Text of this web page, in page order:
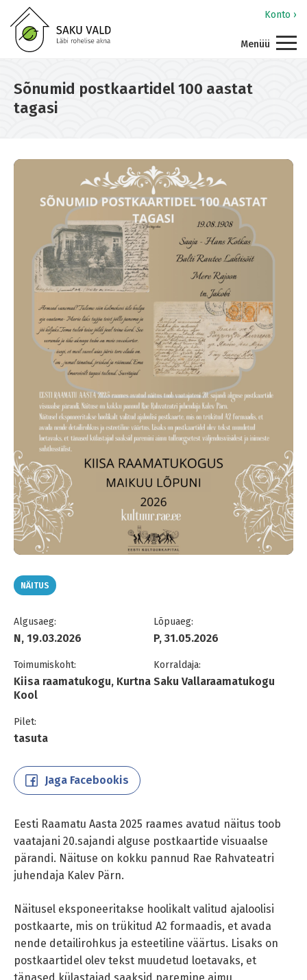
Konto ›
Menüü
Sõnumid postkaartidel 100 aastat
tagasi
NÄITUS
Algusaeg:
N, 19.03.2026
Lõpuaeg:
P, 31.05.2026
Toimumiskoht:
Kiisa raamatukogu, Kurtna
Kool
Korraldaja:
Saku Vallaraamatukogu
Pilet:
tasuta
Jaga Facebookis
Eesti Raamatu Aasta 2025 raames avatud näitus toob
vaatajani 20.sajandi alguse postkaartide visuaalse
pärandi. Näituse on kokku pannud Rae Rahvateatri
juhendaja Kalev Pärn.
Näitusel eksponeeritakse hoolikalt valitud ajaloolisi
postkaarte, mis on trükitud A2 formaadis, et avada
nende detailirohkus ja esteetiline väärtus. Lisaks on
postkaartidel olev tekst muudetud loetavaks, et